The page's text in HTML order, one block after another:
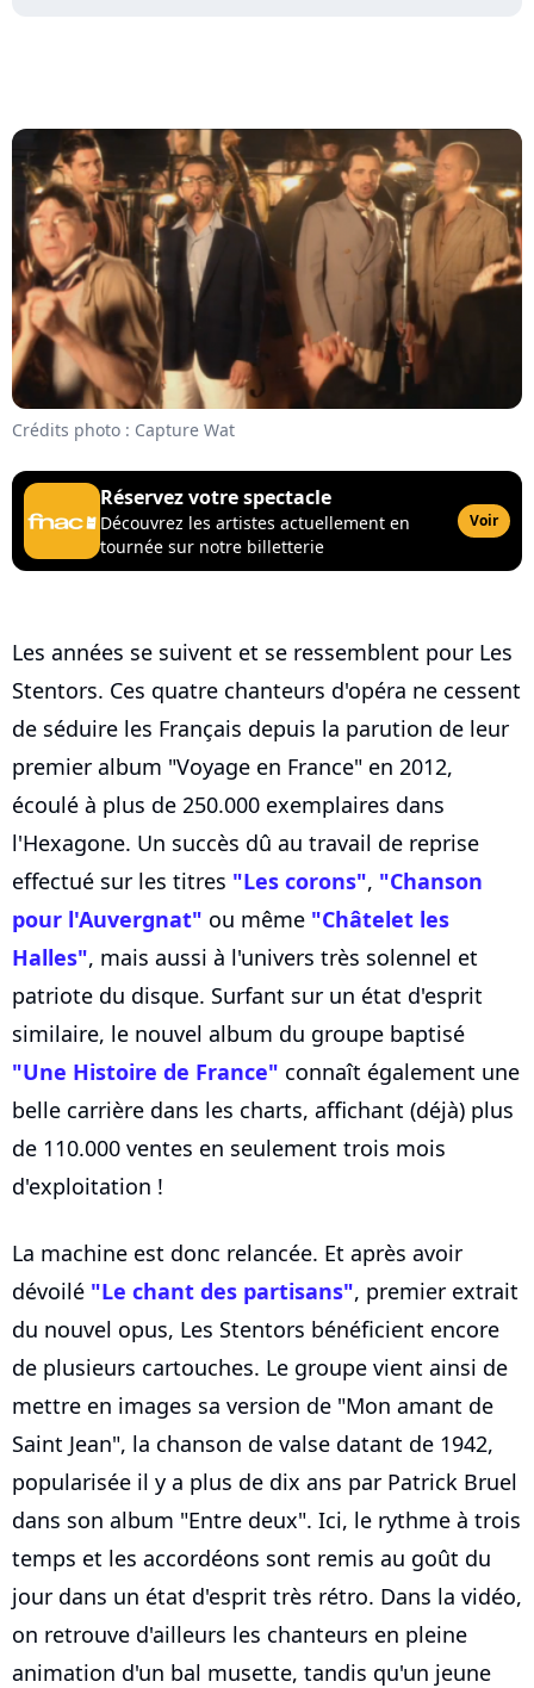
Crédits photo : Capture Wat
Réservez votre spectacle
Découvrez les artistes actuellement en
tournée sur notre billetterie
Voir
Les années se suivent et se ressemblent pour Les
Stentors. Ces quatre chanteurs d'opéra ne cessent
de séduire les Français depuis la parution de leur
premier album "Voyage en France" en 2012,
écoulé à plus de 250.000 exemplaires dans
l'Hexagone. Un succès dû au travail de reprise
effectué sur les titres "Les corons", "Chanson
pour l'Auvergnat" ou même "Châtelet les
Halles", mais aussi à l'univers très solennel et
patriote du disque. Surfant sur un état d'esprit
similaire, le nouvel album du groupe baptisé
"Une Histoire de France" connaît également une
belle carrière dans les charts, affichant (déjà) plus
de 110.000 ventes en seulement trois mois
d'exploitation !
La machine est donc relancée. Et après avoir
dévoilé "Le chant des partisans", premier extrait
du nouvel opus, Les Stentors bénéficient encore
de plusieurs cartouches. Le groupe vient ainsi de
mettre en images sa version de "Mon amant de
Saint Jean", la chanson de valse datant de 1942,
popularisée il y a plus de dix ans par Patrick Bruel
dans son album "Entre deux". Ici, le rythme à trois
temps et les accordéons sont remis au goût du
jour dans un état d'esprit très rétro. Dans la vidéo,
on retrouve d'ailleurs les chanteurs en pleine
animation d'un bal musette, tandis qu'un jeune